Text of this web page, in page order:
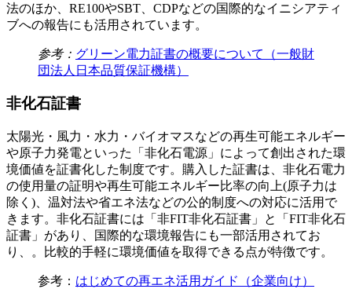
法のほか、RE100やSBT、CDPなどの国際的なイニシアティ
ブへの報告にも活用されています。
参考： グリーン電力証書の概要について（一般財
団法人日本品質保証機構）
非化石証書
太陽光・風力・水力・バイオマスなどの再生可能エネルギー
や原子力発電といった「非化石電源」によって創出された環
境価値を証書化した制度です。購入した証書は、非化石電力
の使用量の証明や再生可能エネルギー比率の向上(原子力は
除く)、温対法や省エネ法などの公的制度への対応に活用で
きます。非化石証書には「非FIT非化石証書」と「FIT非化石
証書」があり、国際的な環境報告にも一部活用されてお
り、。比較的手軽に環境価値を取得できる点が特徴です。
参考： はじめての再エネ活用ガイド（企業向け）